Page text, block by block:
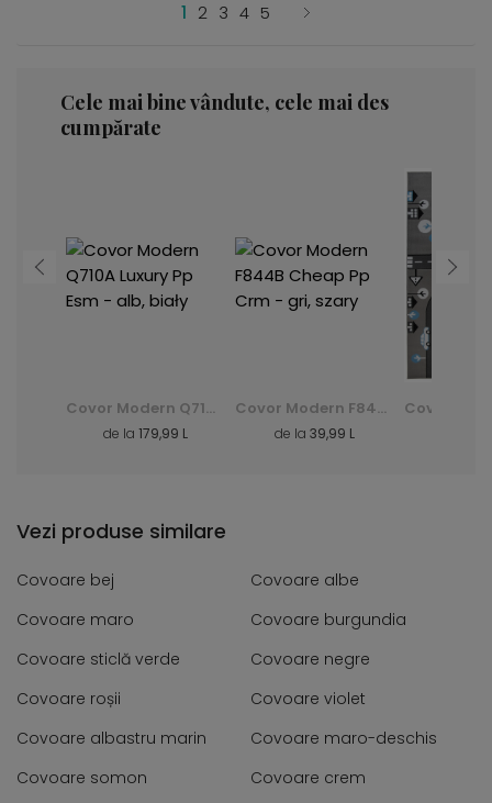
1 2 3 4 5
Cele mai bine vândute, cele mai des
cumpărate
Covor Modern Q710A Luxury Pp Esm - alb, biały
de la 179,99 L
Covor Modern F844B Cheap Pp Crm - gri, szary
de la 39,99 L
Vezi produse similare
Covoare bej
Covoare albe
Covoare maro
Covoare burgundia
Covoare sticlă verde
Covoare negre
Covoare roșii
Covoare violet
Covoare albastru marin
Covoare maro-deschis
Covoare somon
Covoare crem